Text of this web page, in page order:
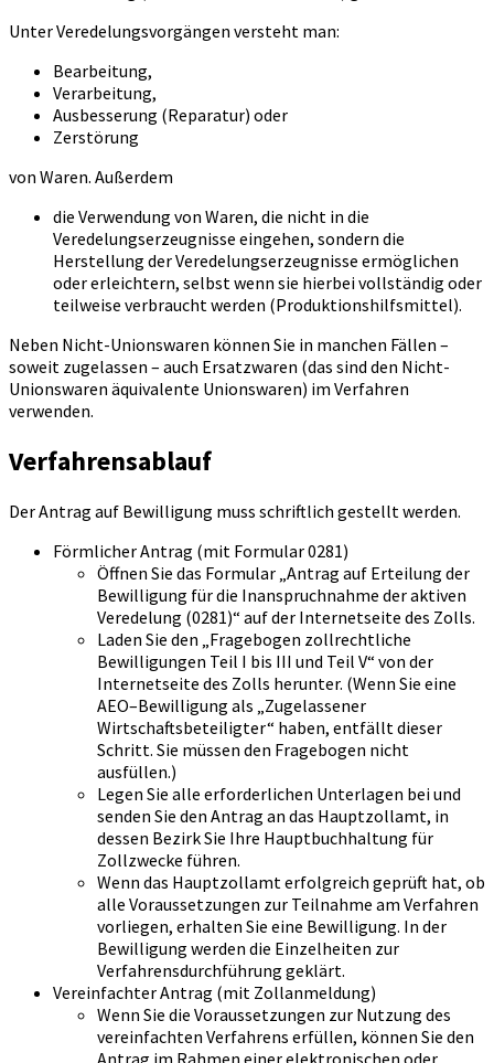
Unter Veredelungsvorgängen versteht man:
Bearbeitung,
Verarbeitung,
Ausbesserung (Reparatur) oder
Zerstörung
von Waren. Außerdem
die Verwendung von Waren, die nicht in die
Veredelungserzeugnisse eingehen, sondern die
Herstellung der Veredelungserzeugnisse ermöglichen
oder erleichtern, selbst wenn sie hierbei vollständig oder
teilweise verbraucht werden (Produktionshilfsmittel).
Neben Nicht-Unionswaren können Sie in manchen Fällen –
soweit zugelassen – auch Ersatzwaren (das sind den Nicht-
Unionswaren äquivalente Unionswaren) im Verfahren
verwenden.
Verfahrensablauf
Der Antrag auf Bewilligung muss schriftlich gestellt werden.
Förmlicher Antrag (mit Formular 0281)
Öffnen Sie das Formular „Antrag auf Erteilung der
Bewilligung für die Inanspruchnahme der aktiven
Veredelung (0281)“ auf der Internetseite des Zolls.
Laden Sie den „Fragebogen zollrechtliche
Bewilligungen Teil I bis III und Teil V“ von der
Internetseite des Zolls herunter. (Wenn Sie eine
AEO–Bewilligung als „Zugelassener
Wirtschaftsbeteiligter“ haben, entfällt dieser
Schritt. Sie müssen den Fragebogen nicht
ausfüllen.)
Legen Sie alle erforderlichen Unterlagen bei und
senden Sie den Antrag an das Hauptzollamt, in
dessen Bezirk Sie Ihre Hauptbuchhaltung für
Zollzwecke führen.
Wenn das Hauptzollamt erfolgreich geprüft hat, ob
alle Voraussetzungen zur Teilnahme am Verfahren
vorliegen, erhalten Sie eine Bewilligung. In der
Bewilligung werden die Einzelheiten zur
Verfahrensdurchführung geklärt.
Vereinfachter Antrag (mit Zollanmeldung)
Wenn Sie die Voraussetzungen zur Nutzung des
vereinfachten Verfahrens erfüllen, können Sie den
Antrag im Rahmen einer elektronischen oder